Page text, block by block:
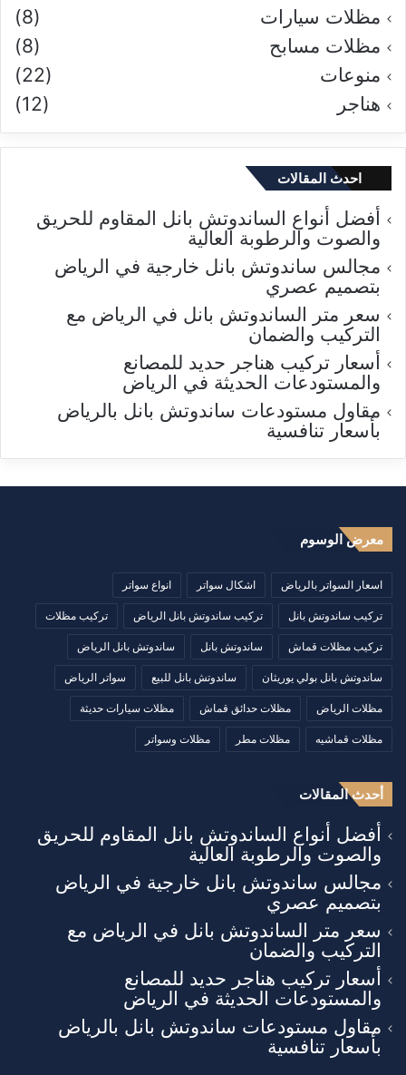
مظلات سيارات
(8)
مظلات مسابح
(8)
منوعات
(22)
هناجر
(12)
احدث المقالات
أفضل أنواع الساندوتش بانل المقاوم للحريق
والصوت والرطوبة العالية
مجالس ساندوتش بانل خارجية في الرياض
بتصميم عصري
سعر متر الساندوتش بانل في الرياض مع
التركيب والضمان
أسعار تركيب هناجر حديد للمصانع
والمستودعات الحديثة في الرياض
مقاول مستودعات ساندوتش بانل بالرياض
بأسعار تنافسية
معرض الوسوم
اسعار السواتر بالرياض اشكال سواتر انواع سواتر
تركيب ساندوتش بانل تركيب ساندوتش بانل الرياض تركيب مظلات
تركيب مظلات قماش ساندوتش بانل ساندوتش بانل الرياض
ساندوتش بانل بولي يوريثان ساندوتش بانل للبيع سواتر الرياض
مظلات الرياض مظلات حدائق قماش مظلات سيارات حديثة
مظلات قماشيه مظلات مطر مظلات وسواتر
أحدث المقالات
أفضل أنواع الساندوتش بانل المقاوم للحريق
والصوت والرطوبة العالية
مجالس ساندوتش بانل خارجية في الرياض
بتصميم عصري
سعر متر الساندوتش بانل في الرياض مع
التركيب والضمان
أسعار تركيب هناجر حديد للمصانع
والمستودعات الحديثة في الرياض
مقاول مستودعات ساندوتش بانل بالرياض
بأسعار تنافسية